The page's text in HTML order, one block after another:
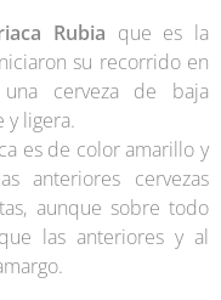
Rubia que es la
su recorrido en
cerveza de baja
y ligera.
es de color amarillo y
anteriores cervezas
aunque sobre todo
las anteriores y al